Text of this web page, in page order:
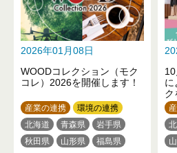
2026年01月08日
WOODコレクション（モク
コレ）2026を開催します！
産業の連携
環境の連携
北海道
青森県
岩手県
秋田県
山形県
福島県
に
ク